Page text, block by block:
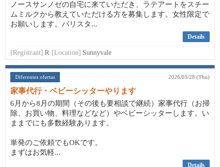
ノースサンノゼの自宅に来ていただき、ラテアートをスチー
ムミルクから教えていただける方を募集します。女性限定で
お願いします。バリスタ...
Details
[Registrant] R [Location] Sunnyvale
Diferentes ofertas 2026/05/28 (Thu)
家事代行・ベビーシッターやります
6月から8月の期間（その後も要相談で継続）家事代行（お掃
除、お買い物、料理などなど）やベビーシッターします。い
ままでにも多数経験あります。
単発のご依頼でもOKです。
まずはお気軽...
Details